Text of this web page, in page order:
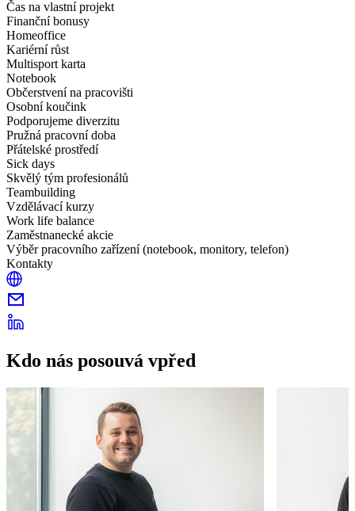
Čas na vlastní projekt
Finanční bonusy
Homeoffice
Kariérní růst
Multisport karta
Notebook
Občerstvení na pracovišti
Osobní koučink
Podporujeme diverzitu
Pružná pracovní doba
Přátelské prostředí
Sick days
Skvělý tým profesionálů
Teambuilding
Vzdělávací kurzy
Work life balance
Zaměstnanecké akcie
Výběr pracovního zařízení (notebook, monitory, telefon)
Kontakty
Kdo nás posouvá vpřed